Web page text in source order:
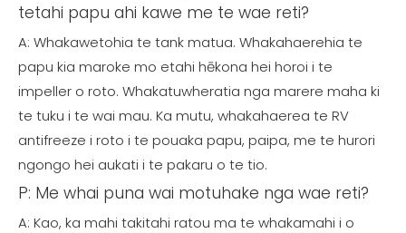
tetahi papu ahi kawe me te wae reti?
A: Whakawetohia te tank matua. Whakahaerehia te
papu kia maroke mo etahi hēkona hei horoi i te
impeller o roto. Whakatuwheratia nga marere maha ki
te tuku i te wai mau. Ka mutu, whakahaerea te RV
antifreeze i roto i te pouaka papu, paipa, me te hurori
ngongo hei aukati i te pakaru o te tio.
P: Me whai puna wai motuhake nga wae reti?
A: Kao, ka mahi takitahi ratou ma te whakamahi i o